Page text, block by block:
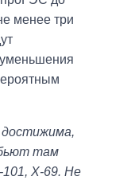
менее три
там
Х-69. Не